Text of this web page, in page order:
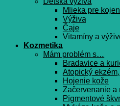
Mlieka pre
Výživa
Čaje
Vitamíny a
Kozmetika
Mám problém s…
Bradavice a
Atopický
Hojenie kože
Začervenanie a
Pigmentové